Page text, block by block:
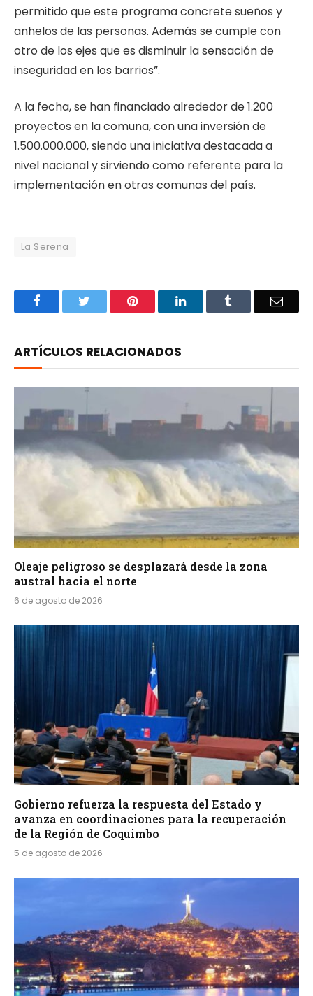
permitido que este programa concrete sueños y
anhelos de las personas. Además se cumple con
otro de los ejes que es disminuir la sensación de
inseguridad en los barrios”.
A la fecha, se han financiado alrededor de 1.200
proyectos en la comuna, con una inversión de
1.500.000.000, siendo una iniciativa destacada a
nivel nacional y sirviendo como referente para la
implementación en otras comunas del país.
La Serena
Facebook Pinterest LinkedIn Email
ARTÍCULOS RELACIONADOS
Oleaje peligroso se desplazará desde la zona
austral hacia el norte
6 de agosto de 2026
Gobierno refuerza la respuesta del Estado y
avanza en coordinaciones para la recuperación
de la Región de Coquimbo
5 de agosto de 2026